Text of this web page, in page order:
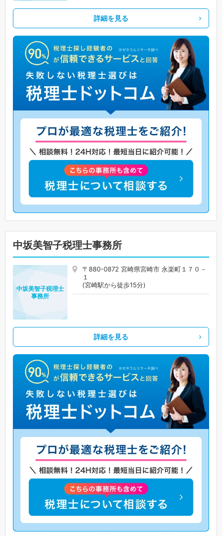
詳細を見る
中坂美智子税理士事務所
〒880-0872 宮崎県宮崎市 永楽町１７０－
１
(宮崎駅から徒歩15分)
中坂美智子税理士
事務所
詳細を見る